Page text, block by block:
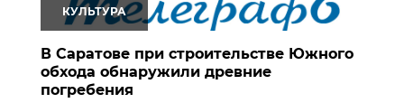
КУЛЬТУРА
В Саратове при строительстве Южного
обхода обнаружили древние
погребения